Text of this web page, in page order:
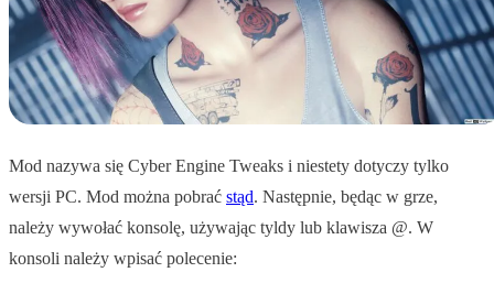
Mod nazywa się Cyber Engine Tweaks i niestety dotyczy tylko
wersji PC. Mod można pobrać stąd. Następnie, będąc w grze,
należy wywołać konsolę, używając tyldy lub klawisza @. W
konsoli należy wpisać polecenie: